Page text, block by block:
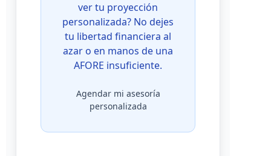
ver tu proyección
personalizada? No dejes
tu libertad financiera al
azar o en manos de una
AFORE insuficiente.
Agendar mi asesoría
personalizada